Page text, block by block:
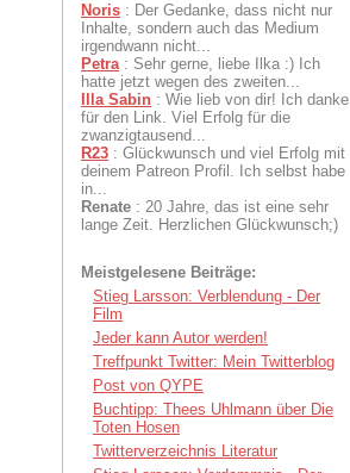
Noris : Der Gedanke, dass nicht nur
Inhalte, sondern auch das Medium
irgendwann nicht...
Petra : Sehr gerne, liebe Ilka :) Ich
hatte jetzt wegen des zweiten...
Illa Sabin : Wie lieb von dir! Ich danke
für den Link. Viel Erfolg für die
zwanzigtausend...
R23 : Glückwunsch und viel Erfolg mit
deinem Patreon Profil. Ich selbst habe
in...
Renate : 20 Jahre, das ist eine sehr
lange Zeit. Herzlichen Glückwunsch;)
Meistgelesene Beiträge:
Stieg Larsson: Verblendung - Der
Film
Jeder kann Autor werden!
Treffpunkt Twitter: Mein Twitterblog
Post von QYPE
Buchtipp: Thees Uhlmann über Die
Toten Hosen
Twitterverzeichnis Literatur